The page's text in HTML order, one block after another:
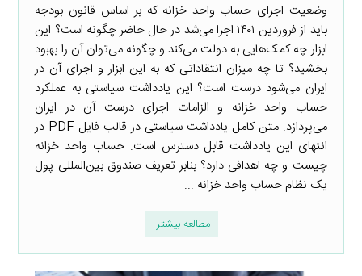
وضعیت اجرای حساب واحد خزانه که بر اساس قانون بودجه
باید از فروردین ۱۴۰۱ اجرا می‌شد در حال حاضر چگونه است؟ این
ابزار چه کمک‌هایی به دولت می‌کند و چگونه می‌توان آن را بهبود
بخشید؟ تا چه میزان انتقاداتی که به این ابزار و اجرای آن در
ایران می‌شود درست است؟ این یادداشت سیاستی به عملکرد
حساب واحد خزانه و الزامات اجرای درست آن در ایران
می‌پردازد. متن کامل یادداشت سیاستی در قالب فایل PDF در
انتهای این یادداشت قابل دسترس است. حساب واحد خزانه
چیست و چه اهدافی دارد؟ بنابر تعریف صندوق بین‌المللی پول
یک نظام حساب واحد خزانه ...
مطالعه بیشتر